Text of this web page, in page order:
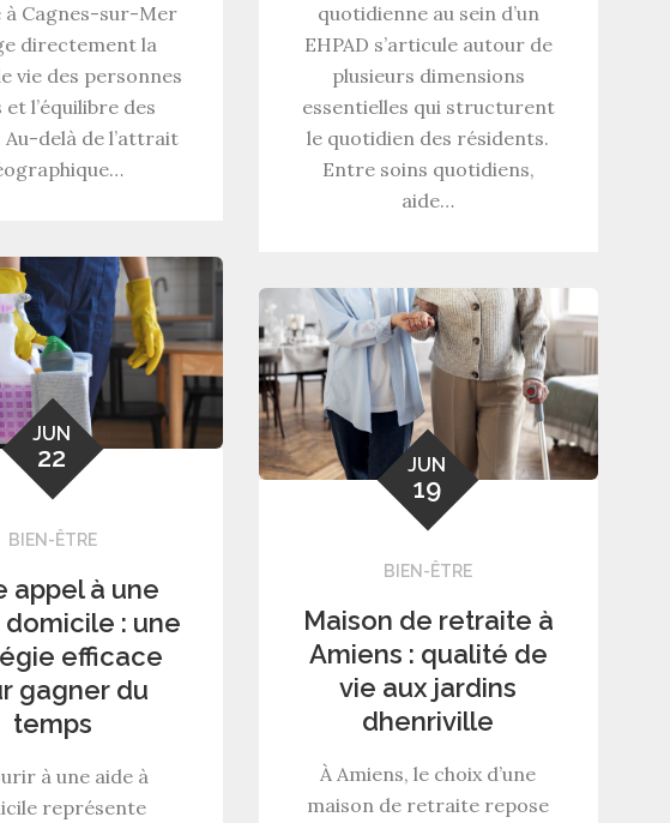
Cagnes-sur-Mer
directement la
vie des personnes
et l’équilibre des
Au-delà de l’attrait
quotidienne au sein d’un
EHPAD s’articule autour de
plusieurs dimensions
essentielles qui structurent
le quotidien des résidents.
Entre soins quotidiens,
aide…
JUN
22
BIEN-ÊTRE
appel à une
domicile : une
efficace
gagner du
temps
à une aide à
représente
JUN
19
BIEN-ÊTRE
Maison de retraite à
Amiens : qualité de
vie aux jardins
dhenriville
À Amiens, le choix d’une
maison de retraite repose